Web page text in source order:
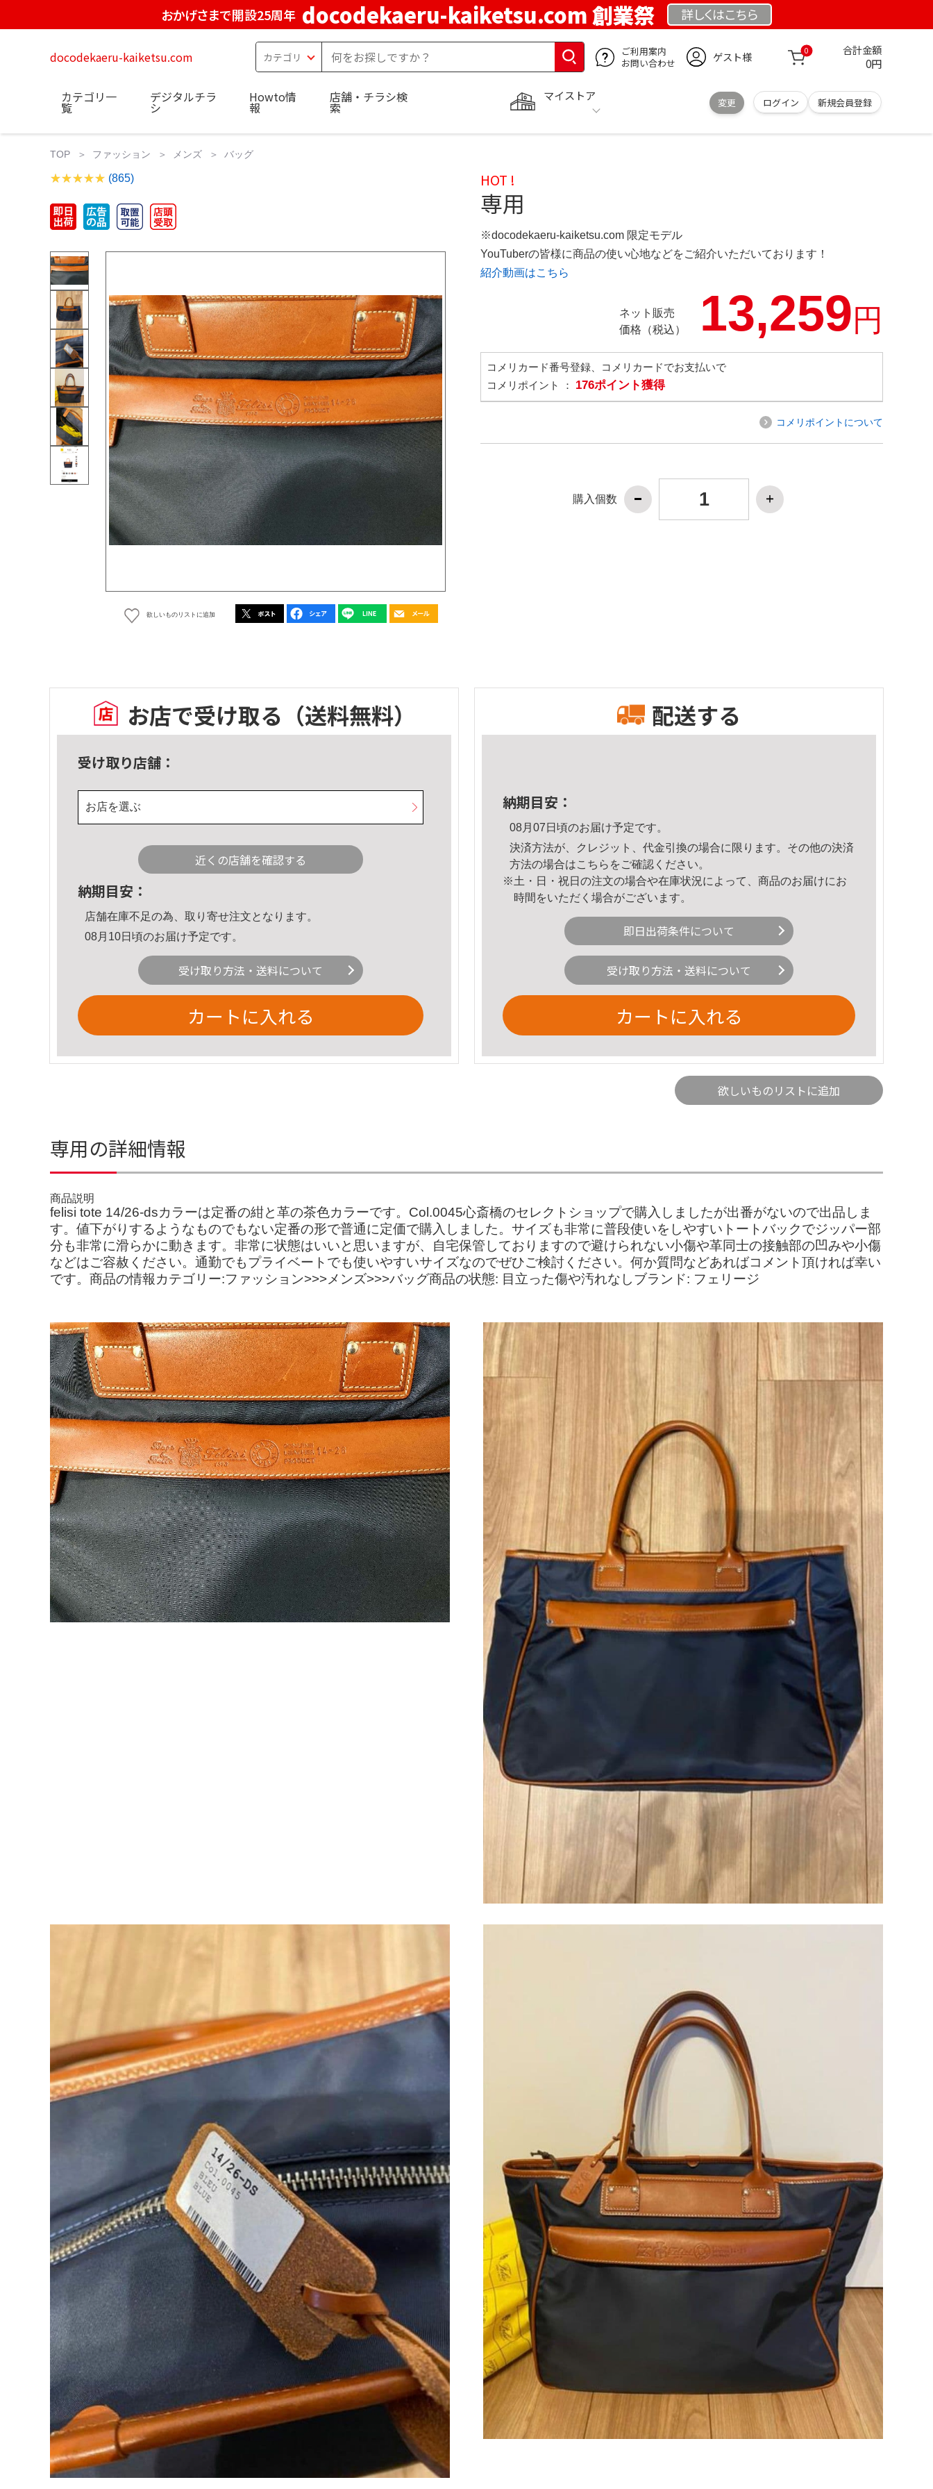
おかげさまで開設25周年 docodekaeru-kaiketsu.com 創業祭 詳しくはこちら
docodekaeru-kaiketsu.com
ご利用案内
お問い合わせ
ゲスト様 0 合計金額
0円
マイストア
変更 ログイン 新規会員登録
カテゴリ一
覧
デジタルチラ
シ
Howto情
報
店舗・チラシ検
索
TOP ファッション メンズ バッグ
(865)
欲しいものリストに追加
HOT !
専用
※docodekaeru-kaiketsu.com 限定モデル
YouTuberの皆様に商品の使い心地などをご紹介いただいております！
紹介動画はこちら
ネット販売
価格（税込）
13,259円
コメリカード番号登録、コメリカードでお支払いで
コメリポイント ： 176ポイント獲得
コメリポイントについて
購入個数
お店で受け取る （送料無料）
受け取り店舗：
お店を選ぶ
近くの店舗を確認する
納期目安：
店舗在庫不足の為、取り寄せ注文となります。
08月10日頃のお届け予定です。
受け取り方法・送料について
カートに入れる
配送する
納期目安：
08月07日頃のお届け予定です。
決済方法が、クレジット、代金引換の場合に限ります。その他の決済
方法の場合はこちら をご確認ください。
※土・日・祝日の注文の場合や在庫状況によって、商品のお届けにお
時間をいただく場合がございます。
即日出荷条件について
受け取り方法・送料について
カートに入れる
欲しいものリストに追加
専用の詳細情報
商品説明
felisi tote 14/26-dsカラーは定番の紺と革の茶色カラーです。Col.0045心斎橋のセレクトショップで購入しましたが出番がないので出品しま
す。値下がりするようなものでもない定番の形で普通に定価で購入しました。サイズも非常に普段使いをしやすいトートバックでジッパー部
分も非常に滑らかに動きます。非常に状態はいいと思いますが、自宅保管しておりますので避けられない小傷や革同士の接触部の凹みや小傷
などはご容赦ください。通勤でもプライベートでも使いやすいサイズなのでぜひご検討ください。何か質問などあればコメント頂ければ幸い
です。商品の情報カテゴリー:ファッション>>>メンズ>>>バッグ商品の状態: 目立った傷や汚れなしブランド: フェリージ